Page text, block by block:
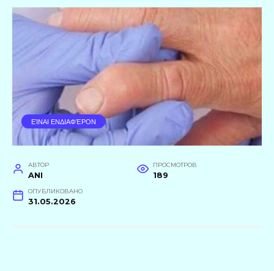
ΕΊΝΑΙ ΕΝΔΙΑΦΈΡΟΝ
АВТОР
ANI
ПРОСМОТРОВ
189
ОПУБЛИКОВАНО
31.05.2026